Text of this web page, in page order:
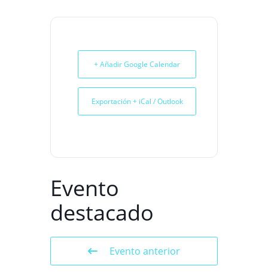
+ Añadir Google Calendar
Exportación + iCal / Outlook
Evento
destacado
Evento anterior